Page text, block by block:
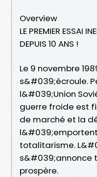
Overview
LE PREMIER ESSAI
DEPUIS 10 ANS !
Le 9 novembre
s&#039;écroule.
l&#039;Union
guerre froide est
de marché et la
totalitarisme.
s&#039;annonce
prospère.